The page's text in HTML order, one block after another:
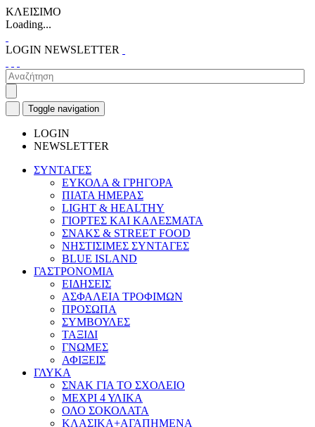
ΚΛΕΙΣΙΜΟ
Loading...
LOGIN NEWSLETTER
Toggle navigation
LOGIN
NEWSLETTER
ΣΥΝΤΑΓΕΣ
ΕΥΚΟΛΑ & ΓΡΗΓΟΡΑ
ΠΙΑΤΑ ΗΜΕΡΑΣ
LIGHT & HEALTHY
ΓΙΟΡΤΕΣ ΚΑΙ ΚΑΛΕΣΜΑΤΑ
ΣΝΑΚΣ & STREET FOOD
ΝΗΣΤΙΣΙΜΕΣ ΣΥΝΤΑΓΕΣ
BLUE ISLAND
ΓΑΣΤΡΟΝΟΜΙΑ
ΕΙΔΗΣΕΙΣ
ΑΣΦΑΛΕΙΑ ΤΡΟΦΙΜΩΝ
ΠΡΟΣΩΠΑ
ΣΥΜΒΟΥΛΕΣ
ΤΑΞΙΔΙ
ΓΝΩΜΕΣ
ΑΦΙΞΕΙΣ
ΓΛΥΚΑ
ΣΝΑΚ ΓΙΑ ΤΟ ΣΧΟΛΕΙΟ
ΜΕΧΡΙ 4 ΥΛΙΚΑ
ΟΛΟ ΣΟΚΟΛΑΤΑ
ΚΛΑΣΙΚΑ+ΑΓΑΠΗΜΕΝΑ